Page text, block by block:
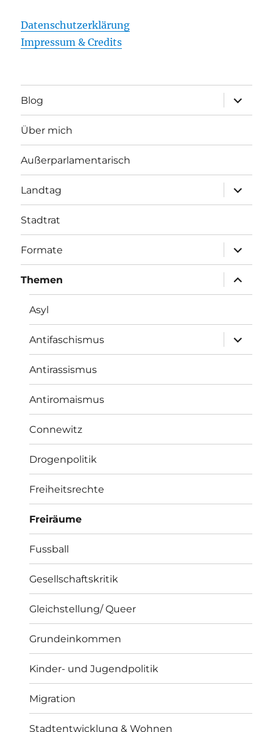
Datenschutzerklärung
Impressum & Credits
Blog
öffnen
Über mich
Außerparlamentarisch
Landtag
öffnen
Stadtrat
Formate
öffnen
Themen
öffnen
Asyl
Antifaschismus
öffnen
Antirassismus
Antiromaismus
Connewitz
Drogenpolitik
Freiheitsrechte
Freiräume
Fussball
Gesellschaftskritik
Gleichstellung/ Queer
Grundeinkommen
Kinder- und Jugendpolitik
Migration
Stadtentwicklung & Wohnen